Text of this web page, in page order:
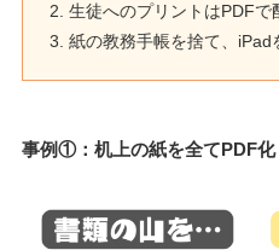
生徒へのプリントはPDFで
紙の教務手帳を捨て、iPad
事例①：机上の紙を全てPDF化